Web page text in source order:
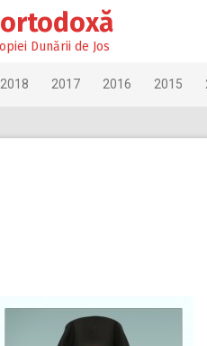
Dunării de Jos
2018 2017 2016 2015